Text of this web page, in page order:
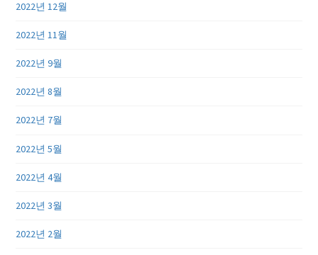
2022년 12월
2022년 11월
2022년 9월
2022년 8월
2022년 7월
2022년 5월
2022년 4월
2022년 3월
2022년 2월